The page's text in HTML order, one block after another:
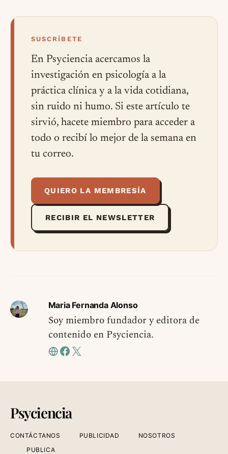
SUSCRÍBETE
En Psyciencia acercamos la
investigación en psicología a la
práctica clínica y a la vida cotidiana,
sin ruido ni humo. Si este artículo te
sirvió, hacete miembro para acceder a
todo o recibí lo mejor de la semana en
tu correo.
QUIERO LA MEMBRESÍA
RECIBIR EL NEWSLETTER
Maria Fernanda Alonso
Soy miembro fundador y editora de
contenido en Psyciencia.
Psyciencia
CONTÁCTANOS PUBLICIDAD
NOSOTROS
PUBLICA